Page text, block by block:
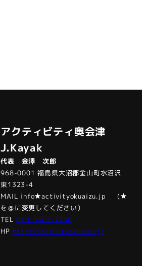
アクティビティ奥会津
J.Kayak
代表 金澤 次郎
968-0001 福島県大沼郡金山町水沼沢
東1323-4
MAIL info★activityokuaizu.jp (★
を＠に変更してください）
TEL090-3363-2230
HP https://activityokuaizu.jp